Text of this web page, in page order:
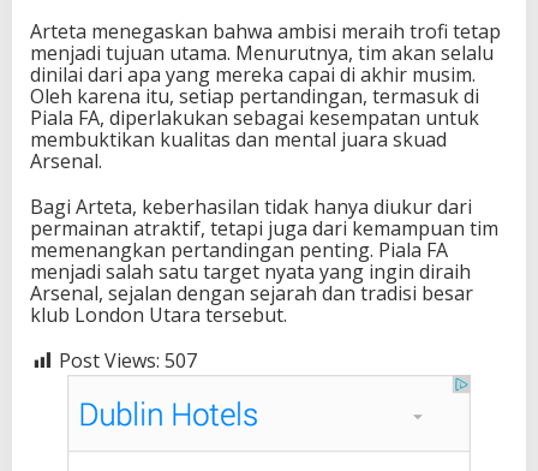
Arteta menegaskan bahwa ambisi meraih trofi tetap
menjadi tujuan utama. Menurutnya, tim akan selalu
dinilai dari apa yang mereka capai di akhir musim.
Oleh karena itu, setiap pertandingan, termasuk di
Piala FA, diperlakukan sebagai kesempatan untuk
membuktikan kualitas dan mental juara skuad
Arsenal.
Bagi Arteta, keberhasilan tidak hanya diukur dari
permainan atraktif, tetapi juga dari kemampuan tim
memenangkan pertandingan penting. Piala FA
menjadi salah satu target nyata yang ingin diraih
Arsenal, sejalan dengan sejarah dan tradisi besar
klub London Utara tersebut.
Post Views: 507